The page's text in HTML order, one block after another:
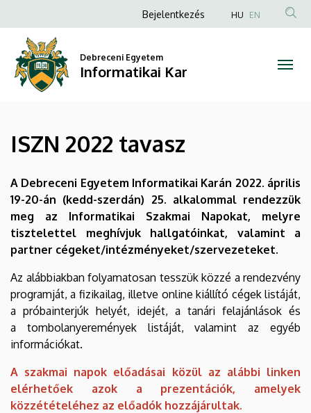
2022
tavasz
Kar
a
tartalomra
Anonim
fiók
menüje
Bejelentkezés HU EN
Debreceni Egyetem
Informatikai Kar
ISZN 2022 tavasz
A Debreceni Egyetem Informatikai Karán 2022. április
19-20-án (kedd-szerdán) 25. alkalommal rendezzük
meg az Informatikai Szakmai Napokat, melyre
tisztelettel meghívjuk hallgatóinkat, valamint a
partner cégeket/intézményeket/szervezeteket.
Az alábbiakban folyamatosan tesszük közzé a rendezvény
programját, a fizikailag, illetve online kiállító cégek listáját,
a próbainterjúk helyét, idejét, a tanári felajánlások és
a tombolanyeremények listáját, valamint az egyéb
információkat.
A szakmai napok előadásai közül az alábbi linken
elérhetőek azok a prezentációk, amelyek
közzétételéhez az előadók hozzájárultak.